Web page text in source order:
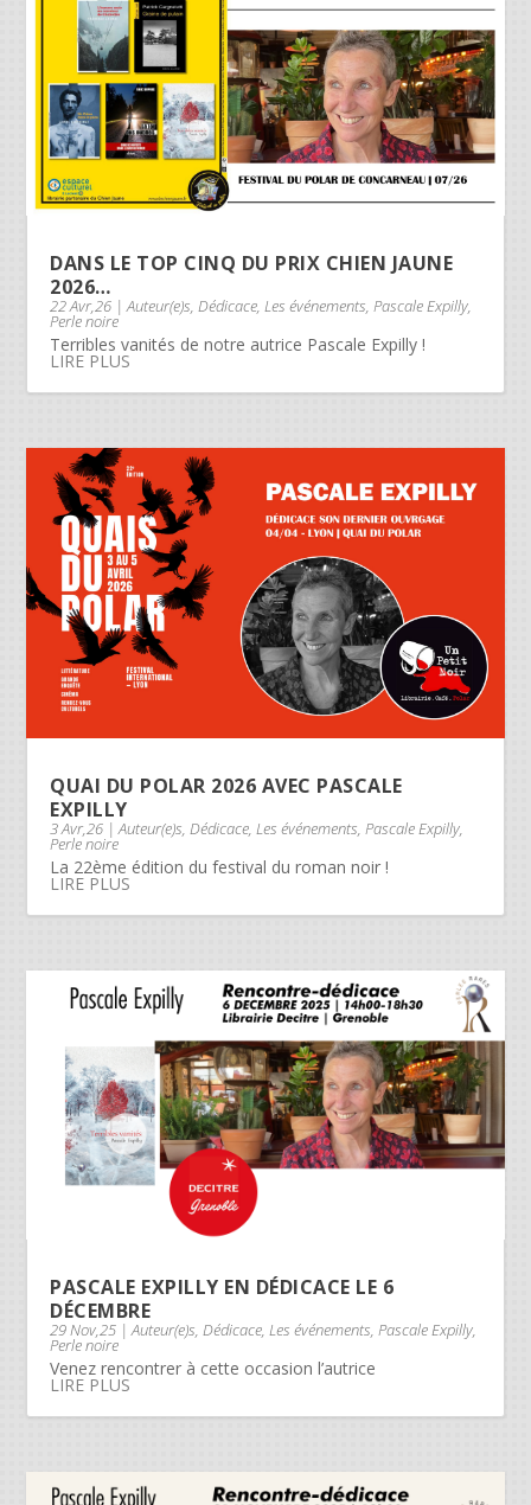
DANS LE TOP CINQ DU PRIX CHIEN JAUNE
2026…
22 Avr,26 |Auteur(e)s,Dédicace,Les événements,Pascale Expilly,
Perle noire
Terribles vanités de notre autrice Pascale Expilly !
LIRE PLUS
QUAI DU POLAR 2026 AVEC PASCALE
EXPILLY
3 Avr,26 |Auteur(e)s,Dédicace,Les événements,Pascale Expilly,
Perle noire
La 22ème édition du festival du roman noir !
LIRE PLUS
PASCALE EXPILLY EN DÉDICACE LE 6
DÉCEMBRE
29 Nov,25 |Auteur(e)s,Dédicace,Les événements,Pascale Expilly,
Perle noire
Venez rencontrer à cette occasion l’autrice
LIRE PLUS